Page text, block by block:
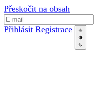
Přeskočit na obsah
Přihlásit Registrace